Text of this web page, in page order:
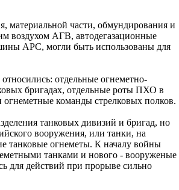
материальной части, обмундирования и
воздухом АГВ, автодегазационные
АРС, могли быть использованы для
отдельные огнеметно-
бригадах, отдельные роты ПХО в
команды стрелковых полков.
танковых дивизий и бригад, но
вооружения, или танки, на
танковые огнеметы. К началу войны
танками и нового - вооруженые
для действий при прорыве сильно